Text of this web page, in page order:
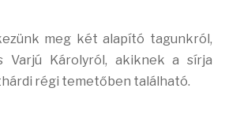
meg két alapító tagunkról,
Varjú Károlyról, akiknek a sírja
régi temetőben található.